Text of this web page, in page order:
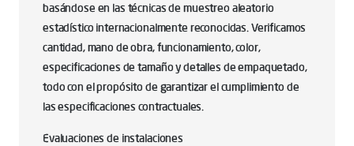
basándose en las técnicas de muestreo aleatorio
estadístico internacionalmente reconocidas. Verificamos
cantidad, mano de obra, funcionamiento, color,
especificaciones de tamaño y detalles de empaquetado,
todo con el propósito de garantizar el cumplimiento de
las especificaciones contractuales.
Evaluaciones de instalaciones